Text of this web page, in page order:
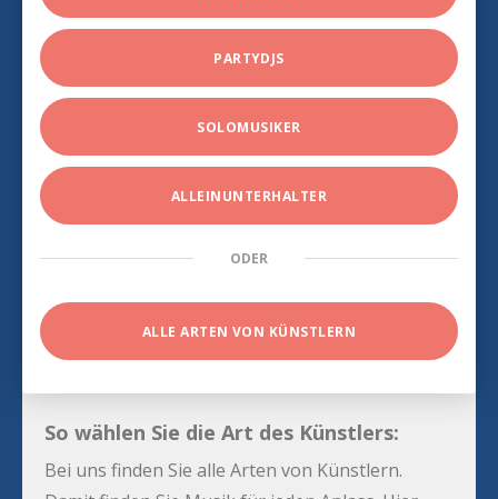
PARTYDJS
SOLOMUSIKER
ALLEINUNTERHALTER
ODER
ALLE ARTEN VON KÜNSTLERN
So wählen Sie die Art des Künstlers:
Bei uns finden Sie alle Arten von Künstlern.